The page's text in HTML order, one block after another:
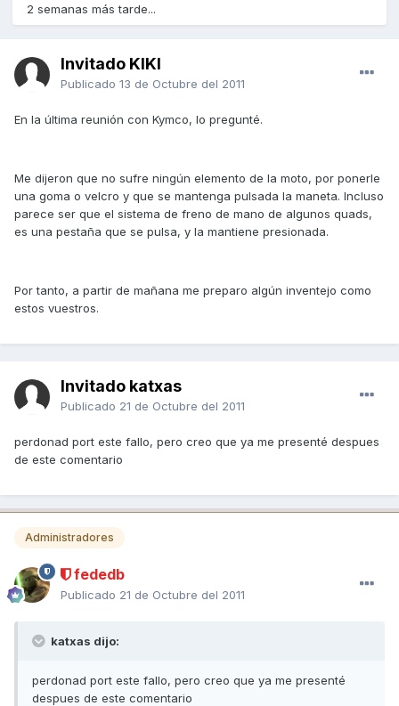
2 semanas más tarde...
Invitado KIKI
Publicado 13 de Octubre del 2011
En la última reunión con Kymco, lo pregunté.
Me dijeron que no sufre ningún elemento de la moto, por ponerle
una goma o velcro y que se mantenga pulsada la maneta. Incluso
parece ser que el sistema de freno de mano de algunos quads,
es una pestaña que se pulsa, y la mantiene presionada.
Por tanto, a partir de mañana me preparo algún inventejo como
estos vuestros.
Invitado katxas
Publicado 21 de Octubre del 2011
perdonad port este fallo, pero creo que ya me presenté despues
de este comentario
Administradores
fededb
Publicado 21 de Octubre del 2011
katxas dijo:
perdonad port este fallo, pero creo que ya me presenté
despues de este comentario